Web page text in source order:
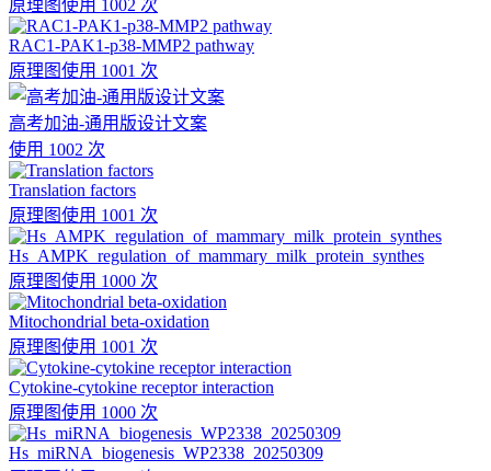
原理图使用 1002 次
RAC1-PAK1-p38-MMP2 pathway
原理图使用 1001 次
高考加油-通用版设计文案
使用 1002 次
Translation factors
原理图使用 1001 次
Hs_AMPK_regulation_of_mammary_milk_protein_synthes
原理图使用 1000 次
Mitochondrial beta-oxidation
原理图使用 1001 次
Cytokine-cytokine receptor interaction
原理图使用 1000 次
Hs_miRNA_biogenesis_WP2338_20250309